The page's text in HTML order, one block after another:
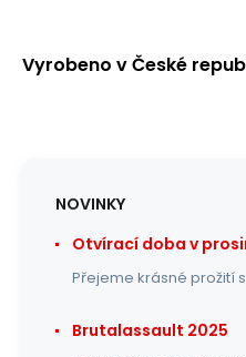
Vyrobeno v České
NOVINKY
Otvírací doba v
Přejeme krásné prožití
Brutalassault 2025